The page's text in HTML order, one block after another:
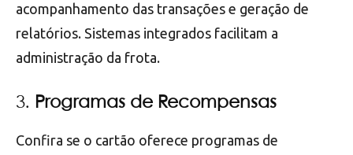
acompanhamento das transações e geração de
relatórios. Sistemas integrados facilitam a
administração da frota.
3. Programas de Recompensas
Confira se o cartão oferece programas de